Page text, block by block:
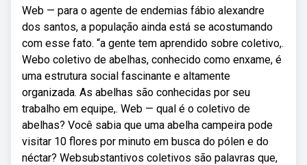
Web — para o agente de endemias fábio alexandre
dos santos, a população ainda está se acostumando
com esse fato. “a gente tem aprendido sobre coletivo,.
Webo coletivo de abelhas, conhecido como enxame, é
uma estrutura social fascinante e altamente
organizada. As abelhas são conhecidas por seu
trabalho em equipe,. Web — qual é o coletivo de
abelhas? Você sabia que uma abelha campeira pode
visitar 10 flores por minuto em busca do pólen e do
néctar? Websubstantivos coletivos são palavras que,